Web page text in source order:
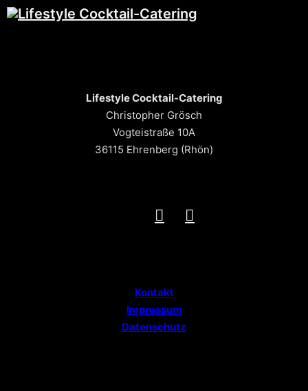
Lifestyle Cocktail-Catering
Christopher Grösch
Vogteistraße 10A
36115 Ehrenberg (Rhön)
Kontakt
Impressum
Datenschutz